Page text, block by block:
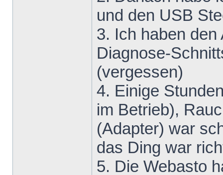
und den USB
3. Ich haben
Diagnose-
(vergessen)
4. Einige
im Betrieb),
(Adapter) war
das Ding war
5. Die Webasto